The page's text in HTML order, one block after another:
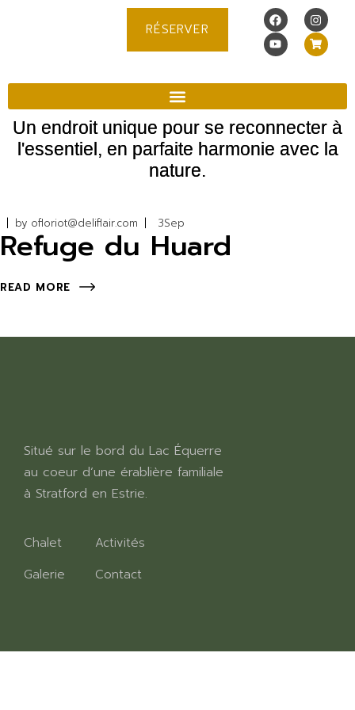
RÉSERVER
Un endroit unique pour se reconnecter à
l'essentiel, en parfaite harmonie avec la
nature.
by ofloriot@deliflair.com 3Sep
Refuge du Huard
READ MORE
Situé sur le bord du Lac Équerre
au coeur d’une érablière familiale
à Stratford en Estrie.
Chalet
Activités
Galerie
Contact